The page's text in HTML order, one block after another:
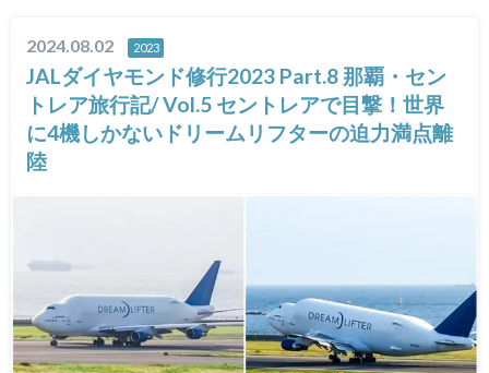
2024.08.02 2023
JALダイヤモンド修行2023 Part.8 那覇・セン
トレア旅行記/ Vol.5 セントレアで目撃！世界
に4機しかないドリームリフターの迫力満点離
陸